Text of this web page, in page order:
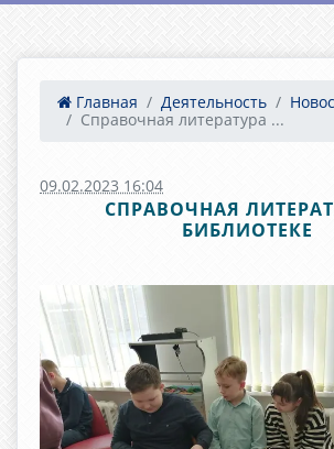
Главная Деятельность
Справочная литература ...
09.02.2023 16:04
СПРАВОЧНАЯ
БИБЛИОТЕКЕ